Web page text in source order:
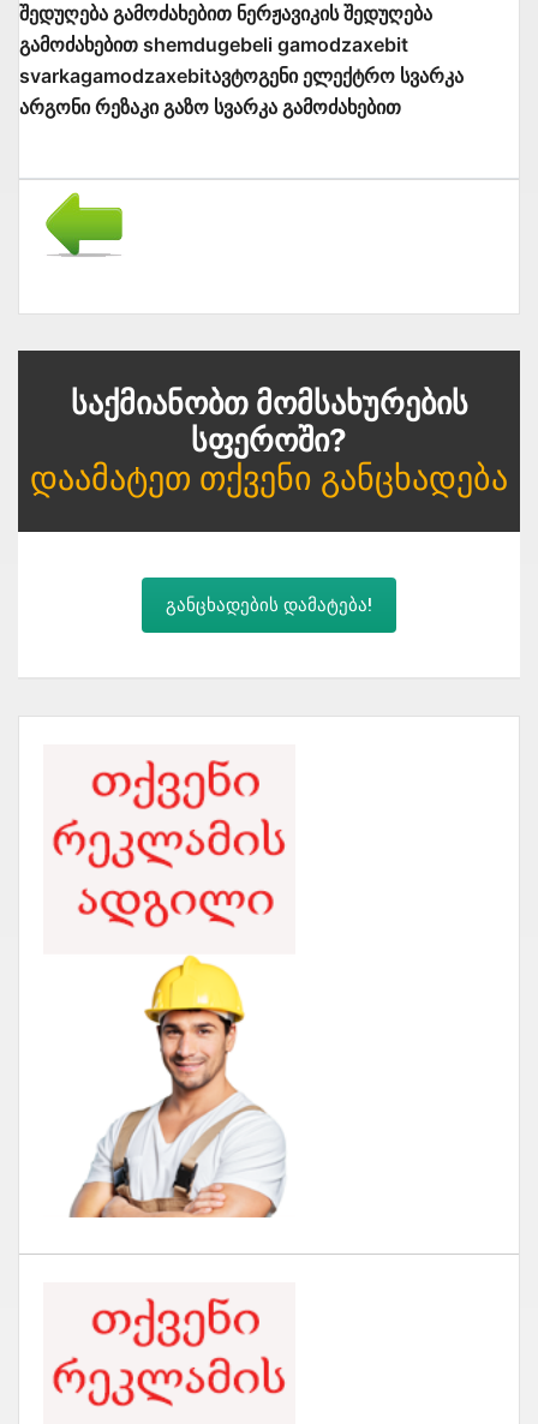
შედუღება გამოძახებით ნერჟავიკის შედუღება
გამოძახებით shemdugebeli gamodzaxebit
svarkagamodzaxebitავტოგენი ელექტრო სვარკა
არგონი რეზაკი გაზო სვარკა გამოძახებით
Საქმიანობთ Მომსახურების
Სფეროში?
Დაამატეთ Თქვენი Განცხადება
განცხადების დამატება!